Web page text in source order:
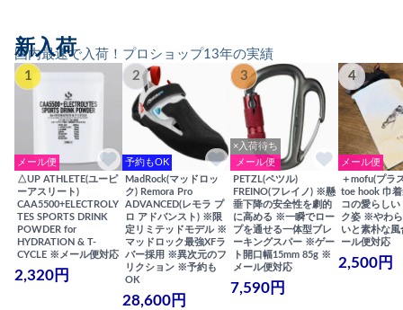
国内最速で入荷！プロショップ13年の実績
新入荷
1
メール便
△UP ATHLETE(ユーピ
ーアスリート)
CAA5500+ELECTROLY
TES SPORTS DRINK
POWDER for
HYDRATION & T-
CYCLE ※メール便対応
2,320円
2
予約もOK
MadRock(マッドロッ
ク) Remora Pro
ADVANCED(レモラ プ
ロ アドバンスト) ※限
定リミテッドモデル ※
マッドロック最強XFラ
バー採用 ※異次元のフ
リクション ※予約も
OK
28,600円
3
×入荷待ち
メール便
PETZL(ペツル)
FREINO(フレイノ) ※懸
垂下降の安全性を劇的
に高める ※一瞬でロー
プを通せる一体型ブレ
ーキングスパー ※ゲー
ト開口幅15mm 85g ※
メール便対応
7,590円
4
メール便
＋mofu(プラ
toe hook 巾
コの愛らしい
ク姿 ※やわ
いと素朴な
ール便対応
2,500円